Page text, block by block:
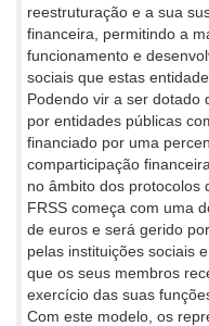
reestruturação e a sua
financeira, permitindo a
funcionamento e
sociais que estas
Podendo vir a ser dotado
por entidades públicas
financiado por uma
comparticipação
no âmbito dos protocolos
FRSS começa com uma
de euros e será gerido
pelas instituições sociais
que os seus membros
exercício das suas
Com este modelo, os